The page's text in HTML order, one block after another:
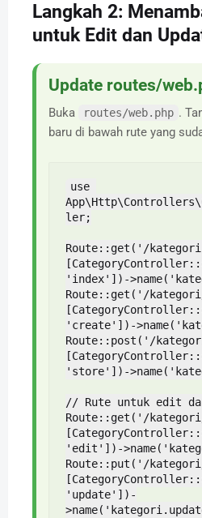
Langkah 2:
untuk Edit dan
Update routes/
Buka routes/web.php .
baru di bawah rute yang
use
ler;
Route::get('/
'index'])-
Route::get('/
'create'])-
Route::post('/
'store'])-
// Rute untuk edit
Route::get('/
'edit'])-
Route::put('/
'update'])-